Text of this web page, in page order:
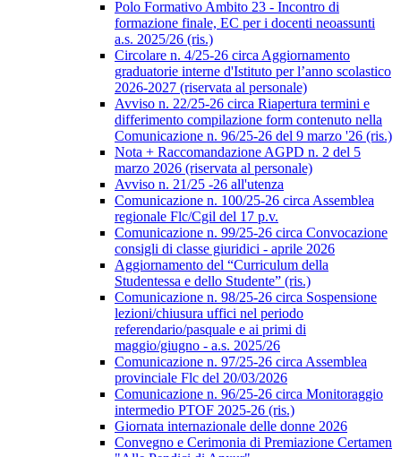
Polo Formativo Ambito 23 - Incontro di
formazione finale, EC per i docenti neoassunti
a.s. 2025/26 (ris.)
Circolare n. 4/25-26 circa Aggiornamento
graduatorie interne d'Istituto per l’anno scolastico
2026-2027 (riservata al personale)
Avviso n. 22/25-26 circa Riapertura termini e
differimento compilazione form contenuto nella
Comunicazione n. 96/25-26 del 9 marzo '26 (ris.)
Nota + Raccomandazione AGPD n. 2 del 5
marzo 2026 (riservata al personale)
Avviso n. 21/25 -26 all'utenza
Comunicazione n. 100/25-26 circa Assemblea
regionale Flc/Cgil del 17 p.v.
Comunicazione n. 99/25-26 circa Convocazione
consigli di classe giuridici - aprile 2026
Aggiornamento del “Curriculum della
Studentessa e dello Studente” (ris.)
Comunicazione n. 98/25-26 circa Sospensione
lezioni/chiusura uffici nel periodo
referendario/pasquale e ai primi di
maggio/giugno - a.s. 2025/26
Comunicazione n. 97/25-26 circa Assemblea
provinciale Flc del 20/03/2026
Comunicazione n. 96/25-26 circa Monitoraggio
intermedio PTOF 2025-26 (ris.)
Giornata internazionale delle donne 2026
Convegno e Cerimonia di Premiazione Certamen